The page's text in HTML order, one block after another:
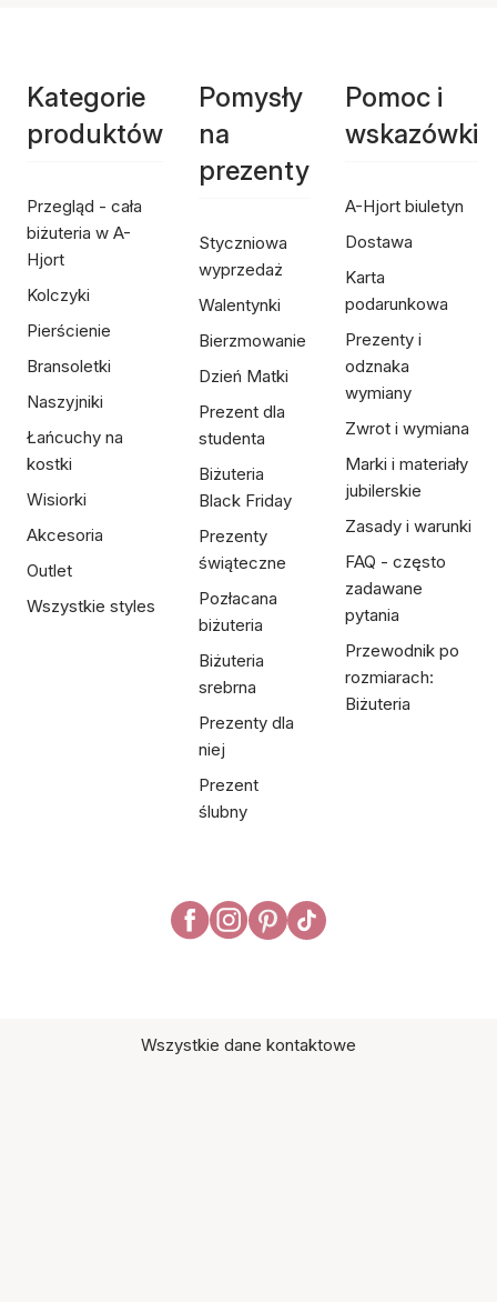
Kategorie
produktów
Przegląd - cała
biżuteria w A-
Hjort
Kolczyki
Pierścienie
Bransoletki
Naszyjniki
Łańcuchy na
kostki
Wisiorki
Akcesoria
Outlet
Wszystkie styles
Pomysły
na
prezenty
Styczniowa
wyprzedaż
Walentynki
Bierzmowanie
Dzień Matki
Prezent dla
studenta
Biżuteria
Black Friday
Prezenty
świąteczne
Pozłacana
biżuteria
Biżuteria
srebrna
Prezenty dla
niej
Prezent
ślubny
Pomoc i
wskazówki
A-Hjort biuletyn
Dostawa
Karta
podarunkowa
Prezenty i
odznaka
wymiany
Zwrot i wymiana
Marki i materiały
jubilerskie
Zasady i warunki
FAQ - często
zadawane
pytania
Przewodnik po
rozmiarach:
Biżuteria
Wszystkie dane kontaktowe